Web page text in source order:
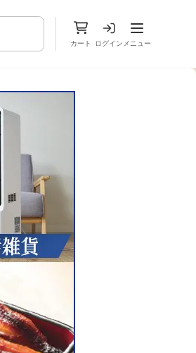
カート ログイン
メニューを
メニュー